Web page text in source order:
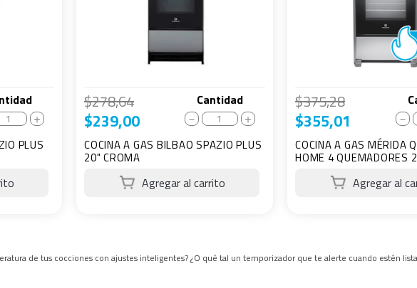
＋
PLUS
$278,64
$239,00
Cantidad
＋
－
COCINA A GAS BILBAO SPAZIO PLUS
20" CROMA
$375,28
$355,01 －
COCINA A GAS MÉRIDA
HOME 4 QUEMADORES
de tus cocciones con ajustes inteligentes? ¿O qué tal un temporizador que te alerte cuando estén